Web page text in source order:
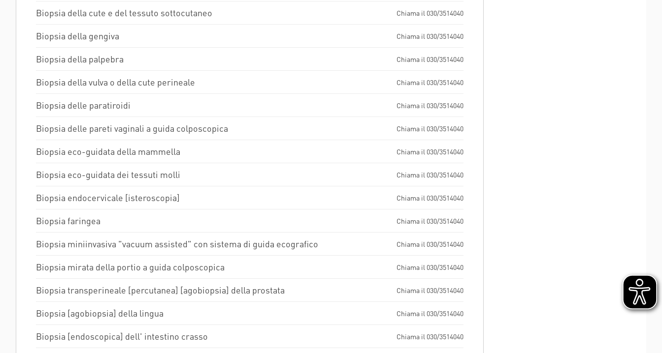
Biopsia della cute e del tessuto sottocutaneo Chiama il 030/3514040
Biopsia della gengiva Chiama il 030/3514040
Biopsia della palpebra Chiama il 030/3514040
Biopsia della vulva o della cute perineale Chiama il 030/3514040
Biopsia delle paratiroidi Chiama il 030/3514040
Biopsia delle pareti vaginali a guida colposcopica Chiama il 030/3514040
Biopsia eco-guidata della mammella Chiama il 030/3514040
Biopsia eco-guidata dei tessuti molli Chiama il 030/3514040
Biopsia endocervicale [isteroscopia] Chiama il 030/3514040
Biopsia faringea Chiama il 030/3514040
Biopsia miniinvasiva "vacuum assisted" con sistema di guida ecografico Chiama il 030/3514040
Biopsia mirata della portio a guida colposcopica Chiama il 030/3514040
Biopsia transperineale [percutanea] [agobiopsia] della prostata Chiama il 030/3514040
Biopsia [agobiopsia] della lingua Chiama il 030/3514040
Biopsia [endoscopica] dell' intestino crasso Chiama il 030/3514040